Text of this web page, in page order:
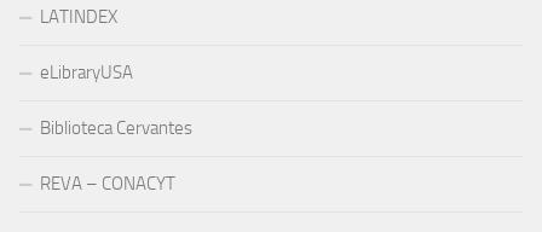
LATINDEX
eLibraryUSA
Biblioteca Cervantes
REVA – CONACYT